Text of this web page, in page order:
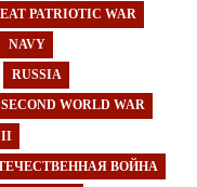
PATRIOTIC WAR
NAVY
RUSSIA
SECOND WORLD WAR
II
ВОЙНА